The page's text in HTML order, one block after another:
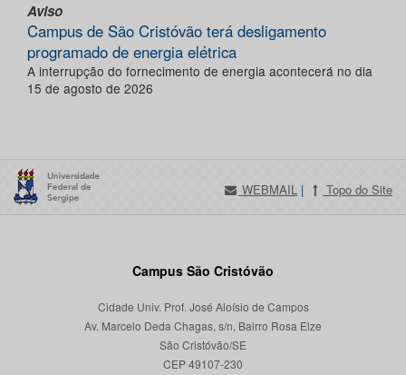
Aviso
Campus de São Cristóvão terá desligamento
programado de energia elétrica
A interrupção do fornecimento de energia acontecerá no dia
15 de agosto de 2026
WEBMAIL | Topo do Site
Campus São Cristóvão
Cidade Univ. Prof. José Aloísio de Campos
Av. Marcelo Deda Chagas, s/n, Bairro Rosa Elze
São Cristóvão/SE
CEP 49107-230